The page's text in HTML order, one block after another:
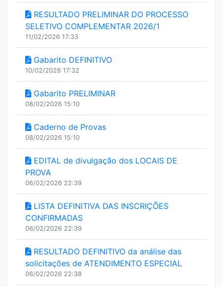
RESULTADO PRELIMINAR DO PROCESSO
SELETIVO COMPLEMENTAR 2026/1
11/02/2026 17:33
Gabarito DEFINITIVO
10/02/2026 17:32
Gabarito PRELIMINAR
08/02/2026 15:10
Caderno de Provas
08/02/2026 15:10
EDITAL de divulgação dos LOCAIS DE
PROVA
06/02/2026 22:39
LISTA DEFINITIVA DAS INSCRIÇÕES
CONFIRMADAS
06/02/2026 22:39
RESULTADO DEFINITIVO da análise das
solicitações de ATENDIMENTO ESPECIAL
06/02/2026 22:38